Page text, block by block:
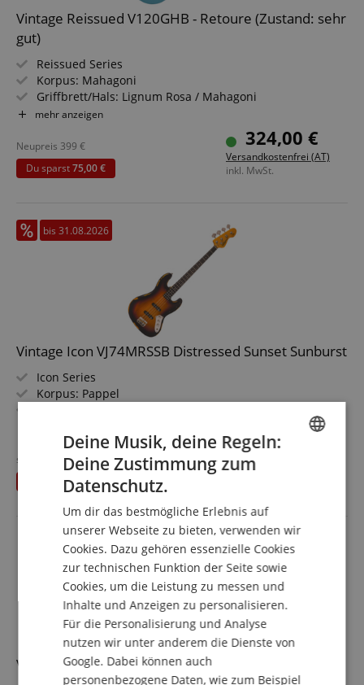
Vintage Reissued V120GHB - Retoure (Zustand: sehr
gut)
Reissued Series
Korpus: Mahagoni
Griffbrett/Hals: Lignum Rosa / Mahagoni
Tonabnehmer: Wilkinson P-100 "Dogear" Pickup
mehr anzeigen
324,00 €
Versandkostenfrei (AT)
inkl. MwSt.
Neupreis 399 €
Du sparst75,00 €
bis 31.08.2026
Vintage Icon VJ74MRSSB Distressed Sunset Sunburst
Icon Series
Korpus: Pappel
Farbe & Finish: Distressed Sunset Sunburst, Gloss
458,00 €
Versandkostenfrei (AT)
statt bisher489€
Du sparst31,00 €
Vintage Reissued VJ74MSSB Sunburst
FRENCH
ITALIAN
SPANISH
Deine Musik, deine Regeln:
Deine Zustimmung zum
Datenschutz.
Um dir das bestmögliche Erlebnis auf
unserer Webseite zu bieten, verwenden wir
Cookies. Dazu gehören essenzielle Cookies
zur technischen Funktion der Seite sowie
Cookies, um die Leistung zu messen und
Inhalte und Anzeigen zu personalisieren.
Für die Personalisierung und Analyse
nutzen wir unter anderem die Dienste von
Google. Dabei können auch
personenbezogene Daten, wie zum Beispiel